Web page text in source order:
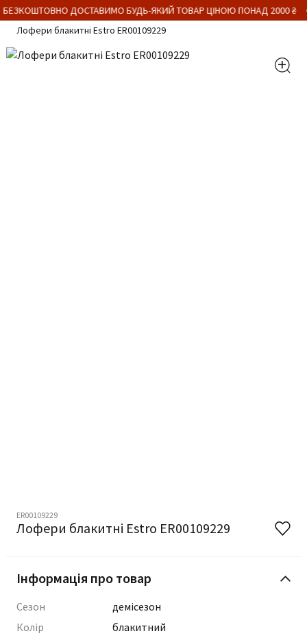
ДОСТАВИМО БУДЬ-ЯКИЙ ТОВАР ЦІНОЮ ПОНАД 2000 ₴
Лофери блакитні Estro ER00109229
ER00109229
Лофери блакитні Estro ER00109229
Інформація про товар
Сезон
демісезон
Колір
блакитний